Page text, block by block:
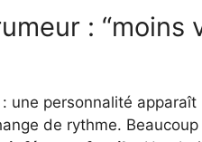
: “moins
une personnalité
de rythme.